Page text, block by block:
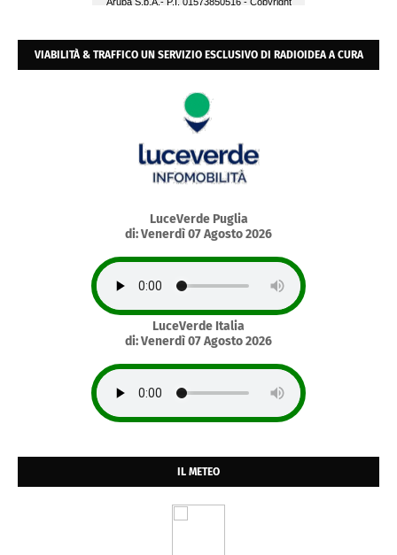
VIABILITÀ & TRAFFICO UN SERVIZIO ESCLUSIVO DI RADIOIDEA A CURA
LuceVerde Puglia
di: Venerdì 07 Agosto 2026
LuceVerde Italia
di: Venerdì 07 Agosto 2026
IL METEO